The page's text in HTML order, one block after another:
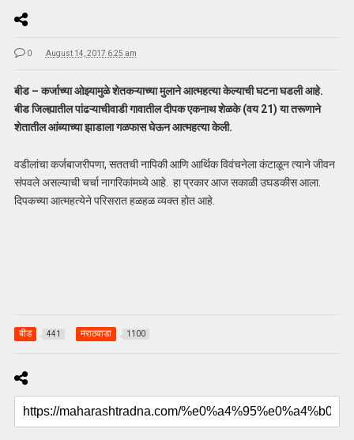
0 August 14, 2017 6:25 am
बीड – कर्जाच्या ओझ्यामुळे शेतकऱ्याच्या मुलाने आत्महत्या केल्याची घटना घडली आहे.
बीड जिल्ह्यातील पांढऱ्याचीवाडी गावातील दीपक एकनाथ शेळके (वय 21) या तरूणाने
शेतातील आंब्याच्या झाडाला गळफास घेऊन आत्महत्या केली.
वडीलांचा कर्जबाजरीपणा, सततची नापिकी आणि आर्थिक विवंचनेला कंटाळून त्याने जीवन
संपवले असल्याची चर्चा नागरिकांमध्ये आहे. हा प्रकार आज सकाळी उघडकीस आला.
दिपकच्या आत्महत्येने परिसरात हळहळ व्यक्त होत आहे.
बीड 441 मराठवाडा 1100